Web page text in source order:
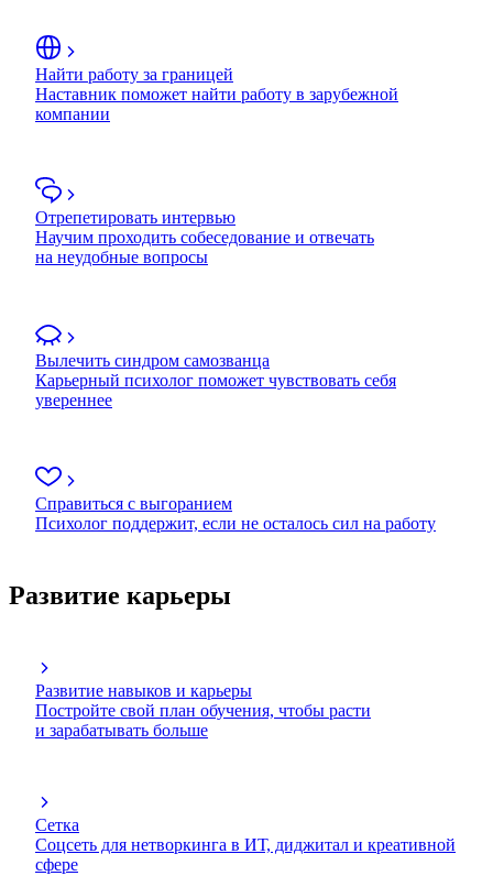
Найти работу за границей
Наставник поможет найти работу в зарубежной
компании
Отрепетировать интервью
Научим проходить собеседование и отвечать
на неудобные вопросы
Вылечить синдром самозванца
Карьерный психолог поможет чувствовать себя
увереннее
Справиться с выгоранием
Психолог поддержит, если не осталось сил на работу
Развитие карьеры
Развитие навыков и карьеры
Постройте свой план обучения, чтобы расти
и зарабатывать больше
Сетка
Соцсеть для нетворкинга в ИТ, диджитал и креативной
сфере